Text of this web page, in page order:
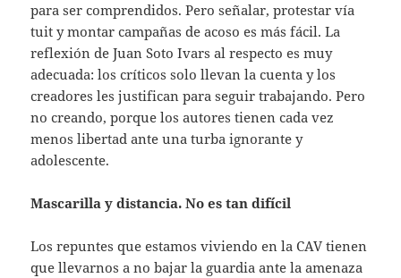
para ser comprendidos. Pero señalar, protestar vía
tuit y montar campañas de acoso es más fácil. La
reflexión de Juan Soto Ivars al respecto es muy
adecuada: los críticos solo llevan la cuenta y los
creadores les justifican para seguir trabajando. Pero
no creando, porque los autores tienen cada vez
menos libertad ante una turba ignorante y
adolescente.
Mascarilla y distancia. No es tan difícil
Los repuntes que estamos viviendo en la CAV tienen
que llevarnos a no bajar la guardia ante la amenaza